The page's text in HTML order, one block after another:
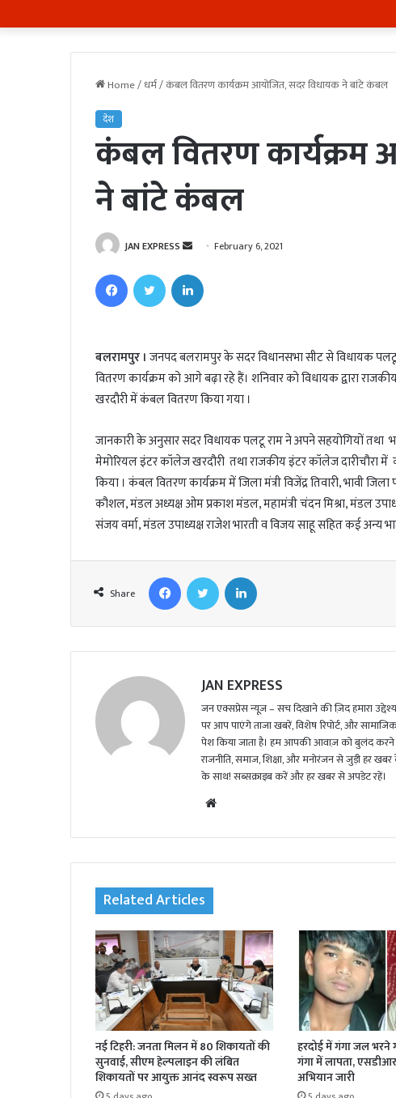
Home/धर्म/कंबल वितरण कार्यक्रम आयोजित, सदर विधायक ने बांटे कंबल
देश
कंबल वितरण कार्यक्रम
ने बांटे कंबल
JAN EXPRESS
d
e
m
a
l
February 6, 2021
बलरामपुर । जनपद बलरामपुर के सदर विधानसभा सीट से विधायक
वितरण कार्यक्रम को आगे बढ़ा रहे हैं। शनिवार को विधायक द्वारा
खरदौरी में कंबल वितरण किया गया ।
जानकारी के अनुसार सदर विधायक पलटू राम ने अपने सहयोगियों तथा
मेमोरियल इंटर कॉलेज खरदौरी तथा राजकीय इंटर कॉलेज
किया । कंबल वितरण कार्यक्रम में जिला मंत्री विजेंद्र तिवारी, भावी
कौशल, मंडल अध्यक्ष ओम प्रकाश मंडल, महामंत्री चंदन मिश्रा, मंडल
संजय वर्मा, मंडल उपाध्यक्ष राजेश भारती व विजय साहू सहित कई अन्य
Share
JAN EXPRESS
जन एक्सप्रेस न्यूज़ – सच दिखाने की ज़िद हमारा
पर आप पाएंगे ताजा खबरें, विशेष रिपोर्ट, और
पेश किया जाता है। हम आपकी आवाज़ को बुलंद करने
राजनीति, समाज, शिक्षा, और मनोरंजन से जुड़ी हर
के साथ! सब्सक्राइब करें और हर खबर से अपडेट रहें।
te
Related Articles
नई टिहरी: जनता मिलन में 80 शिकायतों की
सुनवाई, सीएम हेल्पलाइन की लंबित
शिकायतों पर आयुक्त आनंद स्वरूप सख्त
हरदोई में गंगा जल भरने
गंगा में लापता,
अभियान जारी